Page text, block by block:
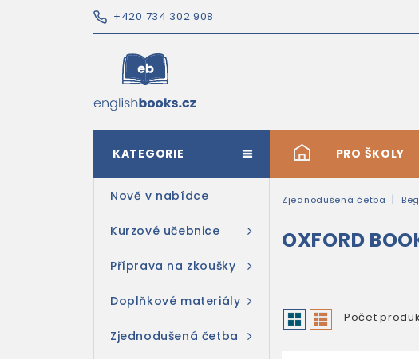
+420 734 302 908
# PRO ŠKOLY
KATEGORIE
Nově v nabídce
Kurzové učebnice
Příprava na zkoušky
Doplňkové materiály
Zjednodušená četba
Zjednodušená četba
OXFORD
Počet